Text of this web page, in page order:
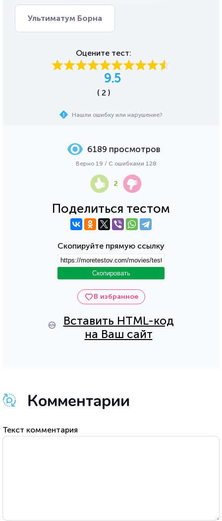
Ультиматум Борна
Оцените тест:
9.5
( 2 )
Нашли ошибку или нарушение?
В избранное
Вставить HTML-код
на Ваш сайт
Поделиться тестом
Скопируйте прямую ссылку
Скопировать
6189 просмотров
Верно 19 / С ошибками 128
2
Комментарии
Текст комментария